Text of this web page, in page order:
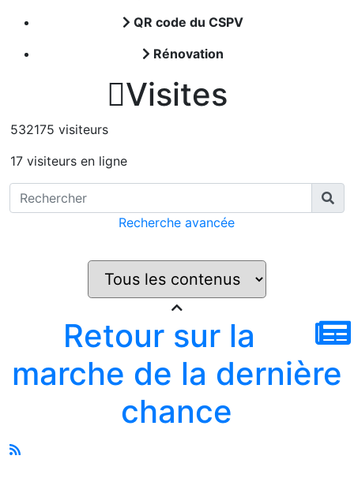
QR code du CSPV
Rénovation
Visites
532175 visiteurs
17 visiteurs en ligne
Recherche avancée
Retour sur la
marche de la dernière
chance